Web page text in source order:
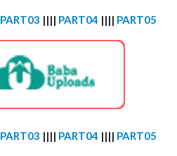
PART03 |||| PART04 |||| PART05
PART03 |||| PART04 |||| PART05